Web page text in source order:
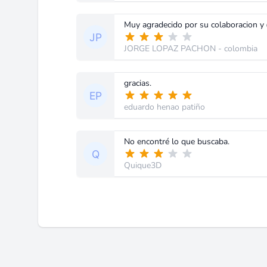
Muy agradecido por su colaboracion y
JORGE LOPAZ PACHON - colombia
gracias.
eduardo henao patiño
No encontré lo que buscaba.
Quique3D